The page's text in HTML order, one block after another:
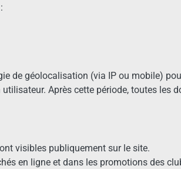
de géolocalisation (via IP ou mobile)
Après cette période, toutes les
visibles publiquement sur le site.
en ligne et dans les promotions des